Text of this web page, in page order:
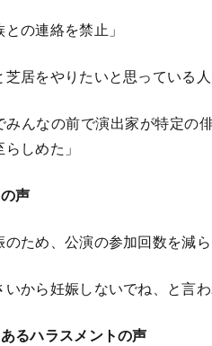
との連絡を禁止」
芝居をやりたいと思っている
みんなの前で演出家が特定
しめた」
声
のため、公演の参加回数を減
いから妊娠しないでね、と言わ
るハラスメントの声